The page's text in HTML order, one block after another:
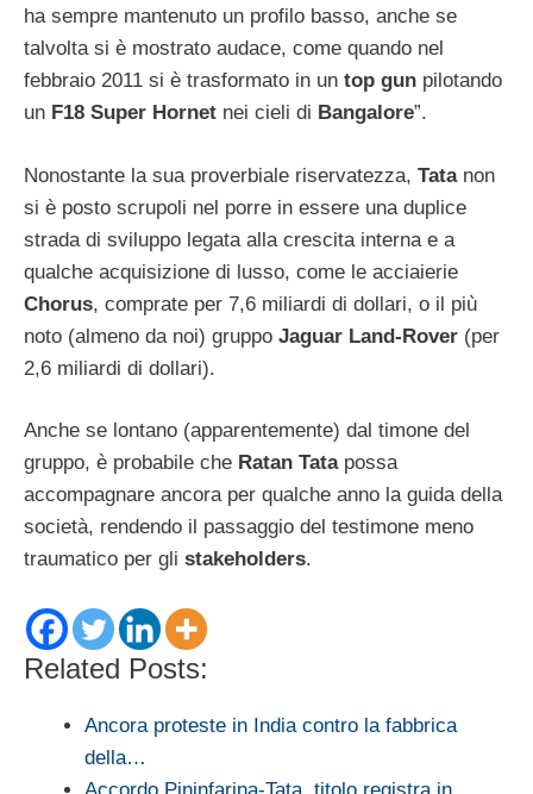
ha sempre mantenuto un profilo basso, anche se
talvolta si è mostrato audace, come quando nel
febbraio 2011 si è trasformato in un top gun pilotando
un F18 Super Hornet nei cieli di Bangalore”.
Nonostante la sua proverbiale riservatezza, Tatanon
si è posto scrupoli nel porre in essere una duplice
strada di sviluppo legata alla crescita interna e a
qualche acquisizione di lusso, come le acciaierie
Chorus, comprate per 7,6 miliardi di dollari, o il più
noto (almeno da noi) gruppo Jaguar Land-Rover (per
2,6 miliardi di dollari).
Anche se lontano (apparentemente) dal timone del
gruppo, è probabile che Ratan Tatapossa
accompagnare ancora per qualche anno la guida della
società, rendendo il passaggio del testimone meno
traumatico per gli stakeholders.
Related Posts:
Ancora proteste in India contro la fabbrica
della…